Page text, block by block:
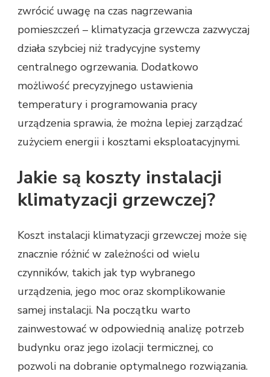
zwrócić uwagę na czas nagrzewania
pomieszczeń – klimatyzacja grzewcza zazwyczaj
działa szybciej niż tradycyjne systemy
centralnego ogrzewania. Dodatkowo
możliwość precyzyjnego ustawienia
temperatury i programowania pracy
urządzenia sprawia, że można lepiej zarządzać
zużyciem energii i kosztami eksploatacyjnymi.
Jakie są koszty instalacji
klimatyzacji grzewczej?
Koszt instalacji klimatyzacji grzewczej może się
znacznie różnić w zależności od wielu
czynników, takich jak typ wybranego
urządzenia, jego moc oraz skomplikowanie
samej instalacji. Na początku warto
zainwestować w odpowiednią analizę potrzeb
budynku oraz jego izolacji termicznej, co
pozwoli na dobranie optymalnego rozwiązania.